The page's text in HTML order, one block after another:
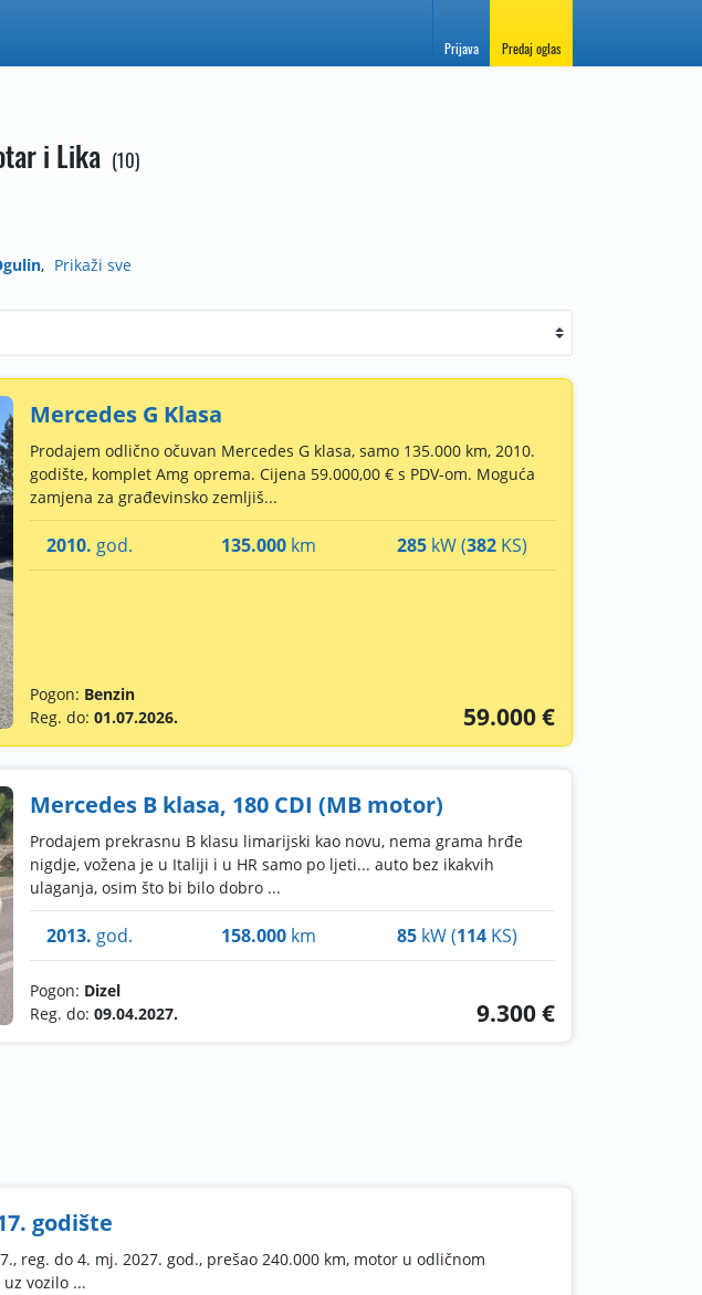
Prijava Predaj oglas
i Lika 10
Prikaži sve
Mercedes G Klasa
Prodajem odlično očuvan Mercedes G klasa, samo 135.000 km, 2010.
godište, komplet Amg oprema. Cijena 59.000,00 € s PDV-om. Moguća
zamjena za građevinsko zemljiš...
2010. god. 135.000 km 285kW (382KS)
Pogon: Benzin
Reg. do: 01.07.2026. 59.000 €
Mercedes B klasa, 180 CDI (MB motor)
Prodajem prekrasnu B klasu limarijski kao novu, nema grama hrđe
nigdje, vožena je u Italiji i u HR samo po ljeti... auto bez ikakvih
ulaganja, osim što bi bilo dobro ...
2013. god. 158.000 km 85kW (114KS)
Pogon: Dizel
Reg. do: 09.04.2027. 9.300 €
godište
reg. do 4. mj. 2027. god., prešao 240.000 km, motor u odličnom
vozilo ...